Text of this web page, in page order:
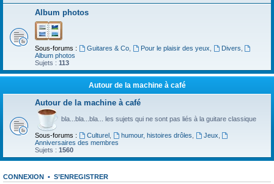
Album photos
Sous-forums : Guitares & Co, Pour le plaisir des yeux Divers
Album photos
Sujets : 113
Autour de la machine à café
Autour de la machine à café
bla...bla...bla... les sujets qui ne sont pas liés à la guitare classique
Sous-forums : Culturel, humour, histoires drôles Jeux
Anniversaires des membres
Sujets : 1560
CONNEXION • S’ENREGISTRER